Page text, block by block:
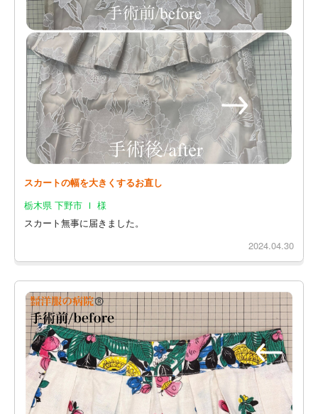
スカートの幅を大きくするお直し
栃木県 下野市 Ｉ 様
スカート無事に届きました。
2024.04.30